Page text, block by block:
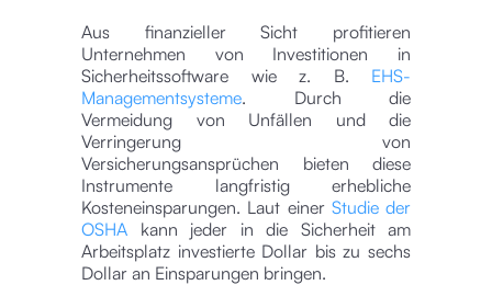
Aus finanzieller Sicht profitieren
Unternehmen von Investitionen in
Sicherheitssoftware wie z. B. EHS-
Managementsysteme. Durch die
Vermeidung von Unfällen und die
Verringerung von
Versicherungsansprüchen bieten diese
Instrumente langfristig erhebliche
Kosteneinsparungen. Laut einer Studie der
OSHA kann jeder in die Sicherheit am
Arbeitsplatz investierte Dollar bis zu sechs
Dollar an Einsparungen bringen.